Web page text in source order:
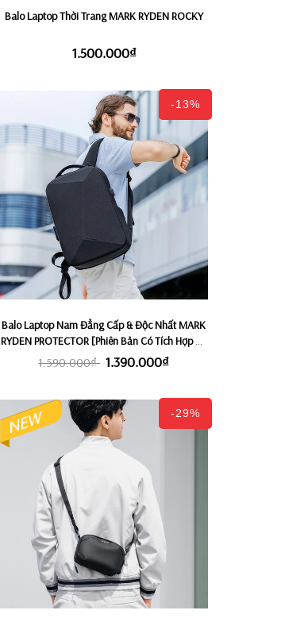
Balo Laptop Thời Trang MARK RYDEN ROCKY
1.500.000₫
-13%
Balo Laptop Nam Đẳng Cấp & Độc Nhất MARK
RYDEN PROTECTOR [Phiên Bản Có Tích Hợp Áo
Mưa Pro]
1.590.000₫ 1.390.000₫
-29%